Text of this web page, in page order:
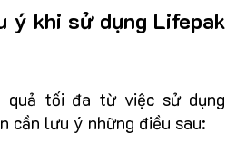
ý khi sử dụng Lifepak
tối đa từ việc sử dụng
cần lưu ý những điều sau: